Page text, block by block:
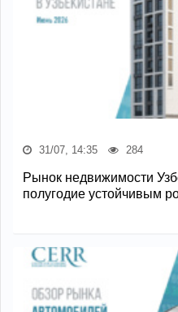
31/07, 14:35 284
Рынок недвижимости
полугодие устойчивым